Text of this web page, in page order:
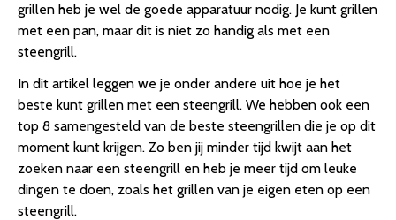
grillen heb je wel de goede apparatuur nodig. Je kunt grillen
met een pan, maar dit is niet zo handig als met een
steengrill.
In dit artikel leggen we je onder andere uit hoe je het
beste kunt grillen met een steengrill. We hebben ook een
top 8 samengesteld van de beste steengrillen die je op dit
moment kunt krijgen. Zo ben jij minder tijd kwijt aan het
zoeken naar een steengrill en heb je meer tijd om leuke
dingen te doen, zoals het grillen van je eigen eten op een
steengrill.